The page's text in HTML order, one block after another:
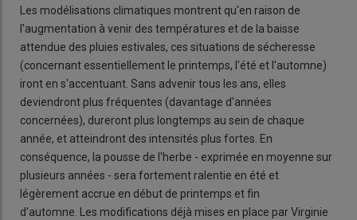
Les modélisations climatiques montrent qu'en raison de
l'augmentation à venir des températures et de la baisse
attendue des pluies estivales, ces situations de sécheresse
(concernant essentiellement le printemps, l'été et l'automne)
iront en s'accentuant. Sans advenir tous les ans, elles
deviendront plus fréquentes (davantage d'années
concernées), dureront plus longtemps au sein de chaque
année, et atteindront des intensités plus fortes. En
conséquence, la pousse de l'herbe - exprimée en moyenne sur
plusieurs années - sera fortement ralentie en été et
légèrement accrue en début de printemps et fin
d'automne. Les modifications déjà mises en place par Virginie